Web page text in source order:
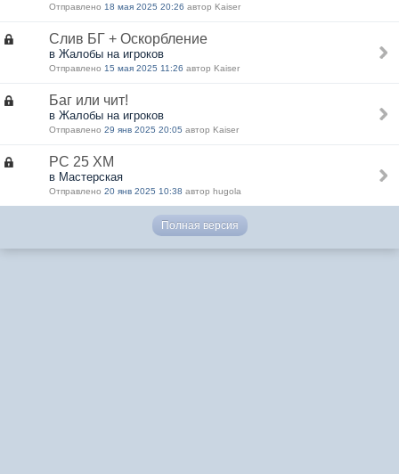
Отправлено 18 мая 2025 20:26 автор Kaiser
Слив БГ + Оскорбление
в Жалобы на игроков
Отправлено 15 мая 2025 11:26 автор Kaiser
Баг или чит!
в Жалобы на игроков
Отправлено 29 янв 2025 20:05 автор Kaiser
РС 25 ХМ
в Мастерская
Отправлено 20 янв 2025 10:38 автор hugola
Полная версия